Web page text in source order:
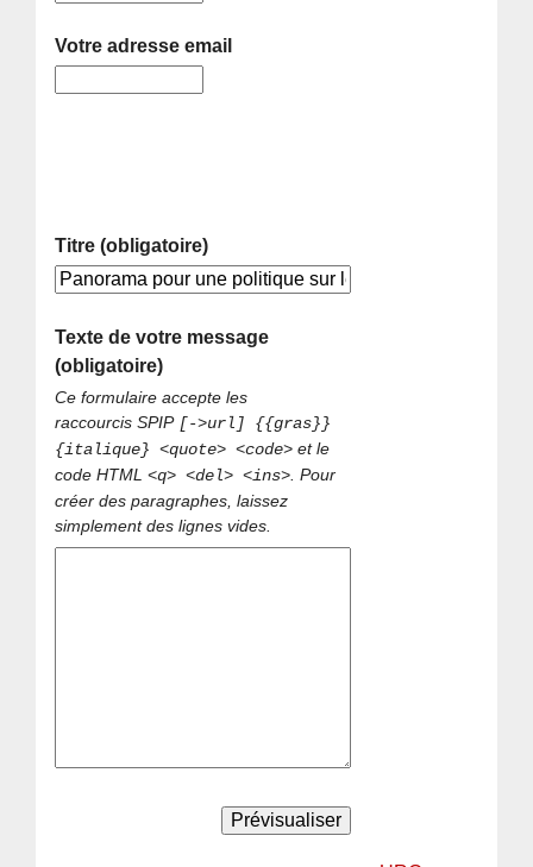
Votre adresse email
Titre (obligatoire)
Texte de votre message
(obligatoire)
Ce formulaire accepte les
raccourcis SPIP [->url] {{gras}}
{italique} <quote> <code> et le
code HTML<q> <del> <ins> . Pour
créer des paragraphes, laissez
simplement des lignes vides.